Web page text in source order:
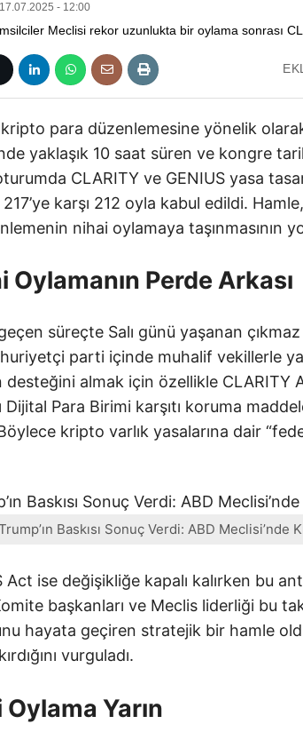
17.07.2025 - 12:00
kripto para düzenlemesine yönelik
yaklaşık 10 saat süren ve kongre
CLARITY ve GENIUS yasa
karşı 212 oyla kabul edildi.
nihai oylamaya taşınmasının
Oylamanın Perde Arkası
süreçte Salı günü yaşanan
parti içinde muhalif vekillerle
desteğini almak için özellikle CLARITY
Dijital Para Birimi karşıtı koruma
kripto varlık yasalarına dair
Baskısı Sonuç Verdi: ABD
Act ise değişikliğe kapalı kalırken bu
başkanları ve Meclis liderliği bu
hayata geçiren stratejik bir hamle
vurguladı.
Yarın